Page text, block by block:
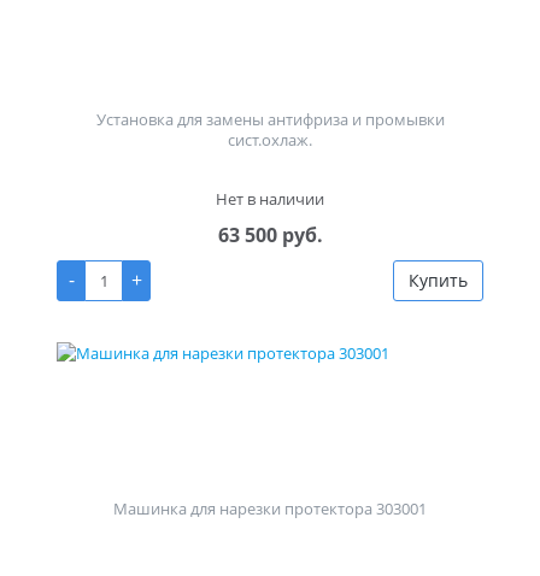
Установка для замены антифриза и промывки
сист.охлаж.
Нет в наличии
63 500 руб.
-
+ Купить
Машинка для нарезки протектора 303001